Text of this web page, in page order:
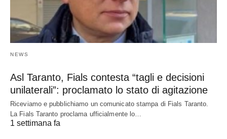
NEWS
Asl Taranto, Fials contesta “tagli e decisioni
unilaterali”: proclamato lo stato di agitazione
Riceviamo e pubblichiamo un comunicato stampa di Fials Taranto.
La Fials Taranto proclama ufficialmente lo…
1 settimana fa